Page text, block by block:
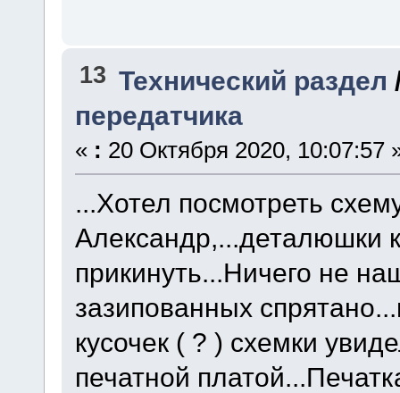
13 Технический раздел
передатчика
« : 20 Октября 2020, 10:07:57
...Хотел посмотреть
Александр,...деталюшки
прикинуть...Ничего не
зазипованных
кусочек ( ? ) схемки
печатной